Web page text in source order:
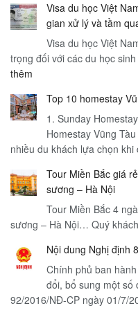
Visa du học Việt
gian xử lý và tầm
Visa du học Việt
trọng đối với các du học
thêm
du
học
Việt
Nam
cầu,
quy
trình,
loại
thời
gian
lý
Top 10 homestay
1. Sunday
Homestay Vũng
nhiều du khách lựa chọn
Tour Miền Bắc giá
sương – Hà Nội
Tour Miền Bắc 4
sương – Hà Nội… Quý
Nội dung Nghị định
Chính phủ ban
đổi, bổ sung một số
92/2016/NĐ-CP ngày 01/7/